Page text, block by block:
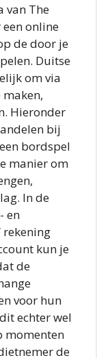
van The
een online
de door je
Duitse
om via
Hieronder
bij
bordspel
manier om
In de
en
rekening
kun je
de
voor hun
echter wel
momenten
de